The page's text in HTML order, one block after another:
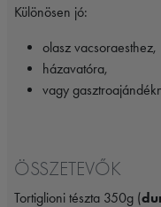
Különösen jó:
olasz vacsoraesthez,
házavatóra,
vagy
ÖSSZETEVŐK
Tortiglioni tészta 350g (